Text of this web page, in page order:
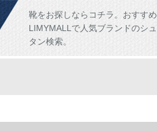
靴をお探しならコチラ。おすす
LIMYMALLで人気ブランドのシ
タン検索。